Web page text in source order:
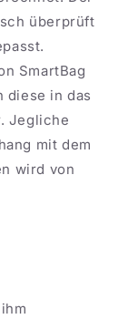
überprüft
SmartBag
diese in das
Jegliche
mit dem
wird von